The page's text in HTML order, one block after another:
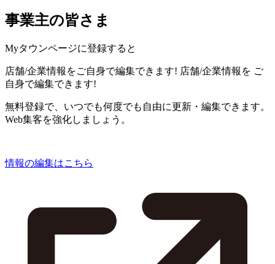
事業主の皆さま
Myタウンページに登録すると
店舗/企業情報をご自身で編集できます! 店舗/企業情報を ご
自身で編集できます!
無料登録で、いつでも何度でも自由に更新・編集できます。
Web集客を強化しましょう。
情報の編集はこちら